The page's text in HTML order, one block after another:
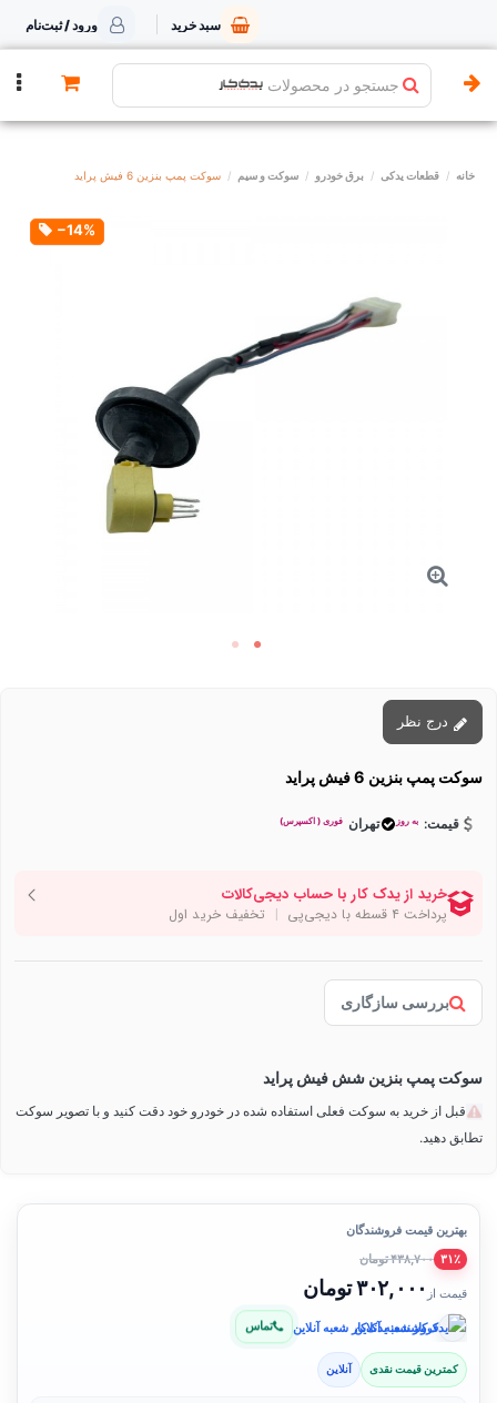
سبد خرید ورود / ثبت‌نام
جستجو در محصولات
خانه قطعات یدکی برق خودرو سوکت و سیم سوکت پمپ بنزین 6 فیش پراید
‎−14%
سوکت پمپ بنزین 6 فیش پراید
قیمت: به روز تهران فوری ( اکسپرس)
بررسی سازگاری
سوکت پمپ بنزین شش فیش پراید
قبل از خرید به سوکت فعلی استفاده شده در خودرو خود دقت کنید و با تصویر سوکت
تطابق دهید.
بهترین قیمت فروشندگان
۳۱٪ ۴۳۸,۷۰۰ تومان
قیمت از ۳۰۲,۰۰۰ تومان
فروشنده: یدک‌کار شعبه آنلاین تماس
کمترین قیمت نقدی آنلاین